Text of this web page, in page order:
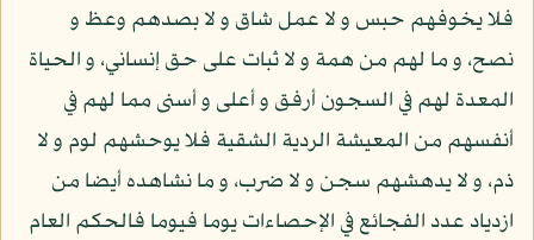
فلا يخوفهم حبس و لا عمل شاق و لا بصدهم وعظ و
نصح، و ما لهم من همة و لا ثبات على حق إنساني، و الحياة
المعدة لهم في السجون أرفق و أعلى و أسنى مما لهم في
أنفسهم من المعيشة الردية الشقية فلا يوحشهم لوم و لا
ذم، و لا يدهشهم سجن و لا ضرب، و ما نشاهده أيضا من
ازدياد عدد الفجائع في الإحصاءات يوما فيوما فالحكم العام